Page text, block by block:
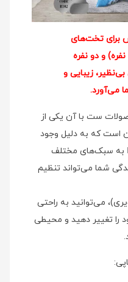
برای تخت‌های
و دو نفره
زیبایی و
می‌آورد.
ست با آن یکی از
است که به دلیل وجود
به سبک‌های مختلف
شما می‌تواند تنظیم
می‌توانید به راحتی
را تغییر دهید و محیطی